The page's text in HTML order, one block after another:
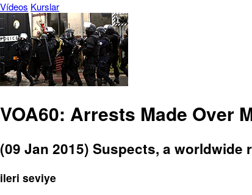
Vídeos Kurslar
VOA60: Arrests Made Over
(09 Jan 2015) Suspects, a
ileri seviye